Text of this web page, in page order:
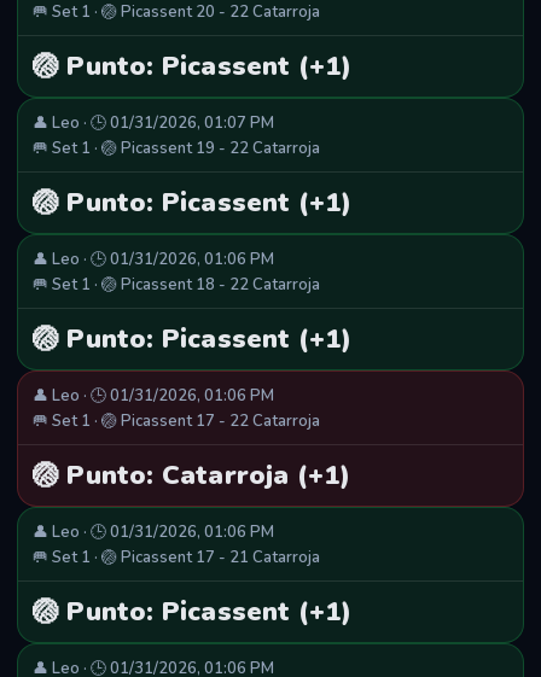
🥅 Set 1 · 🏐 Picassent 20 - 22 Catarroja
🏐 Punto: Picassent (+1)
👤 Leo · 🕒 01/31/2026, 01:07 PM
🥅 Set 1 · 🏐 Picassent 19 - 22 Catarroja
🏐 Punto: Picassent (+1)
👤 Leo · 🕒 01/31/2026, 01:06 PM
🥅 Set 1 · 🏐 Picassent 18 - 22 Catarroja
🏐 Punto: Picassent (+1)
👤 Leo · 🕒 01/31/2026, 01:06 PM
🥅 Set 1 · 🏐 Picassent 17 - 22 Catarroja
🏐 Punto: Catarroja (+1)
👤 Leo · 🕒 01/31/2026, 01:06 PM
🥅 Set 1 · 🏐 Picassent 17 - 21 Catarroja
🏐 Punto: Picassent (+1)
👤 Leo · 🕒 01/31/2026, 01:06 PM